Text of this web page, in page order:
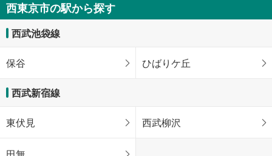
西東京市の駅から探す
西武池袋線
保谷 ひばりケ丘
西武新宿線
東伏見 西武柳沢